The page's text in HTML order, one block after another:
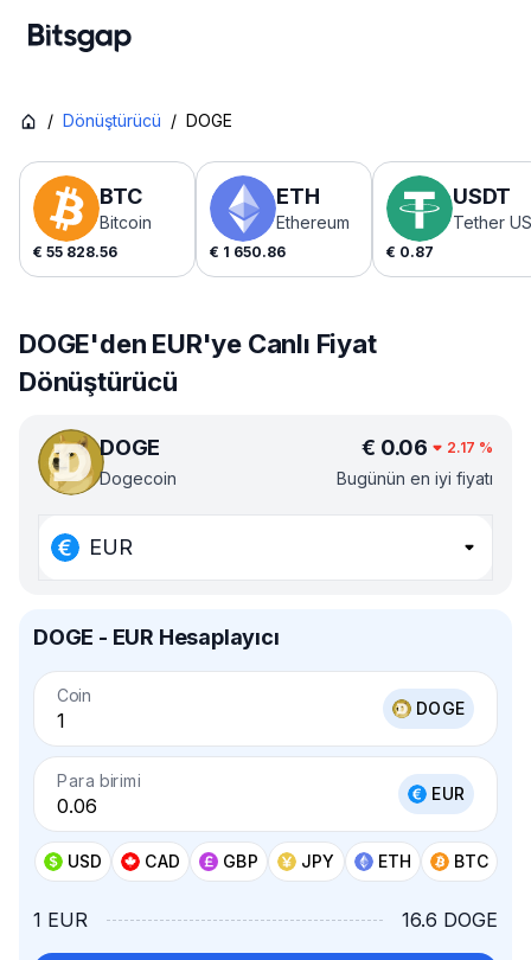
/ Dönüştürücü / DOGE
BTC
Bitcoin
€ 55 828.56
ETH
Ethereum
€ 1 650.86
USDT
Tether
€ 0.87
DOGE'den EUR'ye Canlı Fiyat
Dönüştürücü
DOGE
Dogecoin
€ 0.06 2.17 %
Bugünün en iyi fiyatı
EUR
DOGE - EUR Hesaplayıcı
Coin
DOGE
Para birimi
EUR
USD CAD GBP JPY ETH BTC
1 EUR 16.6 DOGE